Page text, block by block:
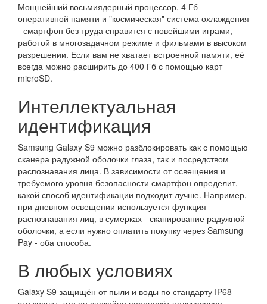
Мощнейший восьмиядерный процессор, 4 Гб
оперативной памяти и "космическая" система охлаждения
- смартфон без труда справится с новейшими играми,
работой в многозадачном режиме и фильмами в высоком
разрешении. Если вам не хватает встроенной памяти, её
всегда можно расширить до 400 Гб с помощью карт
microSD.
Интеллектуальная
идентификация
Samsung Galaxy S9 можно разблокировать как с помощью
сканера радужной оболочки глаза, так и посредством
распознавания лица. В зависимости от освещения и
требуемого уровня безопасности смартфон определит,
какой способ идентификации подходит лучше. Например,
при дневном освещении используется функция
распознавания лиц, в сумерках - сканирование радужной
оболочки, а если нужно оплатить покупку через Samsung
Pay - оба способа.
В любых условиях
Galaxy S9 защищён от пыли и воды по стандарту IP68 -